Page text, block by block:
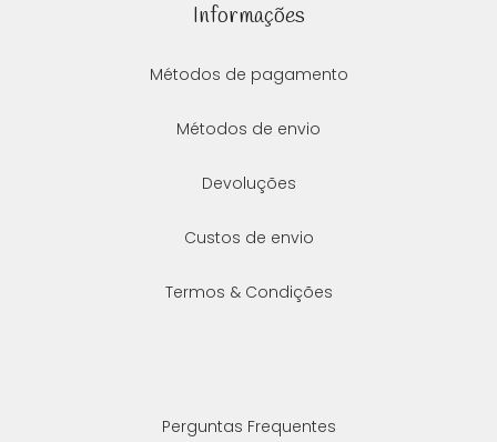
Informações
Métodos de pagamento
Métodos de envio
Devoluções
Custos de envio
Termos & Condições
Perguntas Frequentes